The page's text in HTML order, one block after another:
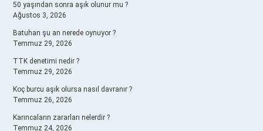
50 yaşından sonra aşık olunur mu ?
Ağustos 3, 2026
Batuhan şu an nerede oynuyor ?
Temmuz 29, 2026
TTK denetimi nedir ?
Temmuz 29, 2026
Koç burcu aşık olursa nasıl davranır ?
Temmuz 26, 2026
Karıncaların zararları nelerdir ?
Temmuz 24, 2026